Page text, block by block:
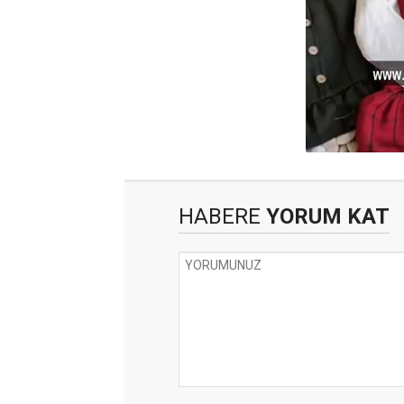
HABERE YORUM KAT